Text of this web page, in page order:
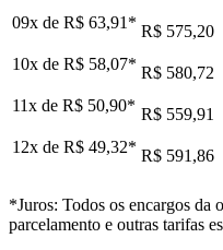
09x de R$ 63,91 * R$ 575,20
10x de R$ 58,07* R$ 580,72
11x de R$ 50,90* R$ 559,91
12x de R$ 49,32* R$ 591,86
*Juros: Todos os encargos da
parcelamento e outras tarifas